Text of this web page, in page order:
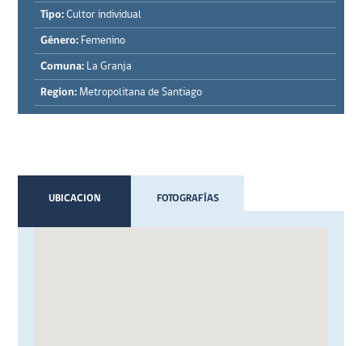
Tipo: Cultor individual
Género: Femenino
Comuna: La Granja
Region: Metropolitana de Santiago
UBICACION FOTOGRAFÍAS